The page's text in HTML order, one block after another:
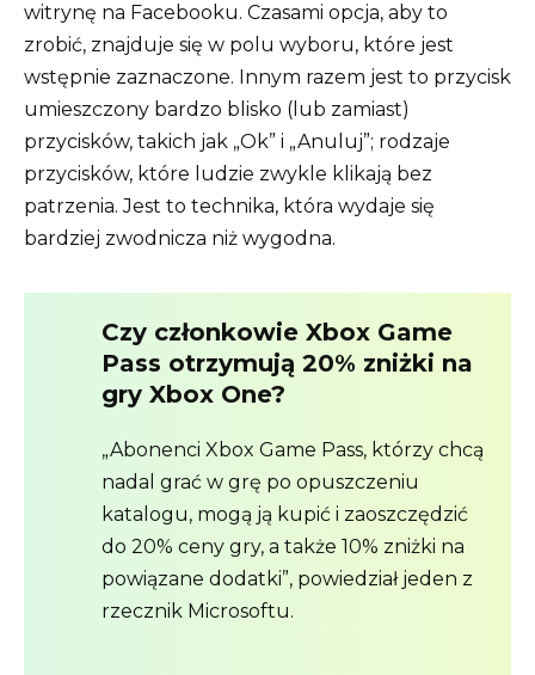
witrynę na Facebooku. Czasami opcja, aby to
zrobić, znajduje się w polu wyboru, które jest
wstępnie zaznaczone. Innym razem jest to przycisk
umieszczony bardzo blisko (lub zamiast)
przycisków, takich jak „Ok” i „Anuluj”; rodzaje
przycisków, które ludzie zwykle klikają bez
patrzenia. Jest to technika, która wydaje się
bardziej zwodnicza niż wygodna.
Czy członkowie Xbox Game
Pass otrzymują 20% zniżki na
gry Xbox One?
„Abonenci Xbox Game Pass, którzy chcą
nadal grać w grę po opuszczeniu
katalogu, mogą ją kupić i zaoszczędzić
do 20% ceny gry, a także 10% zniżki na
powiązane dodatki”, powiedział jeden z
rzecznik Microsoftu.